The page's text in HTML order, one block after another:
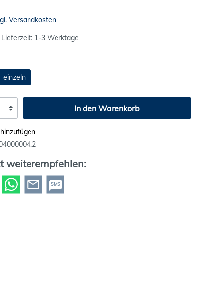
Versandkosten
1-3 Werktage
einzeln
In den Warenkorb
weiterempfehlen:
SMS